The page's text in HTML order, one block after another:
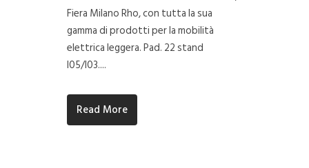
Fiera Milano Rho, con tutta la sua
gamma di prodotti per la mobilità
elettrica leggera. Pad. 22 stand
I05/I03....
Read More